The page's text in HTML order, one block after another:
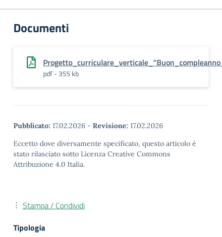
Documenti
pdf - 355 kb
Pubblicato: 17.02.2026 - Revisione: 17.02.2026
Eccetto dove diversamente specificato, questo articolo è
stato rilasciato sotto Licenza Creative Commons
Attribuzione 4.0 Italia.
Stampa / Condividi
Tipologia